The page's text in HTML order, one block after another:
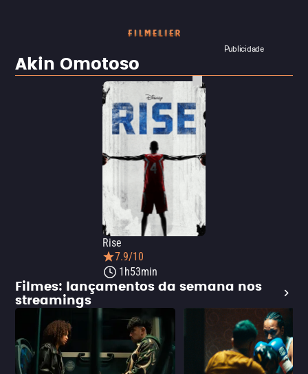
Publicidade
Akin Omotoso
Rise
7.9/10
1h53min
Filmes: lançamentos da semana nos
streamings